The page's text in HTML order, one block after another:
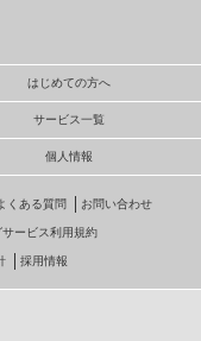
はじめての方へ
サービス一覧
個人情報
くある質問 お問い合わせ
ービス利用規約
採用情報